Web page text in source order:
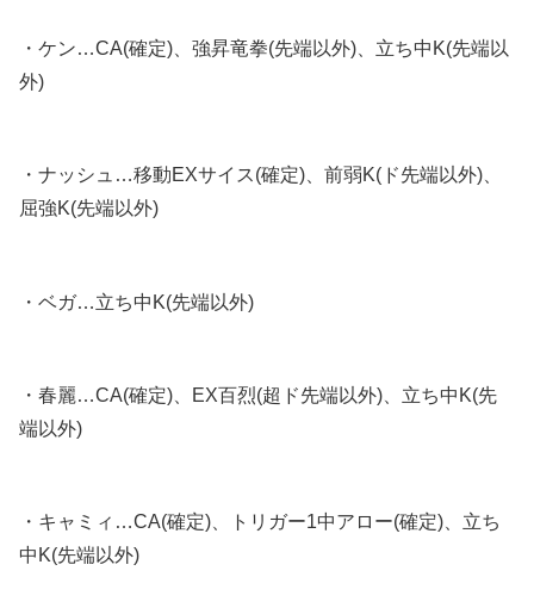
・ケン…CA(確定)、強昇竜拳(先端以外)、立ち中K(先端以
外)
・ナッシュ…移動EXサイス(確定)、前弱K(ド先端以外)、
屈強K(先端以外)
・ベガ…立ち中K(先端以外)
・春麗…CA(確定)、EX百烈(超ド先端以外)、立ち中K(先
端以外)
・キャミィ…CA(確定)、トリガー1中アロー(確定)、立ち
中K(先端以外)